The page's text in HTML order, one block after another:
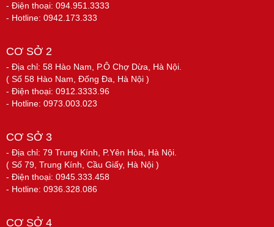
- Điện thoại: 094.951.3333
- Hotline: 0942.173.333
CƠ SỞ 2
- Địa chỉ: 58 Hào Nam, P.Ô Chợ Dừa, Hà Nội.
( Số 58 Hào Nam, Đống Đa, Hà Nội )
- Điện thoại: 0912.3333.96
- Hotline: 0973.003.023
CƠ SỞ 3
- Địa chỉ: 79 Trung Kính, P.Yên Hòa, Hà Nội.
( Số 79, Trung Kính, Cầu Giấy, Hà Nội )
- Điện thoại: 0945.333.458
- Hotline: 0936.328.086
CƠ SỞ 4